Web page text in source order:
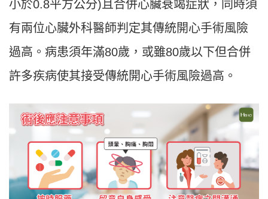
小於0.8平方公分)且合併心臟衰竭症狀，同時須
有兩位心臟外科醫師判定其傳統開心手術風險
過高。病患須年滿80歲，或雖80歲以下但合併
許多疾病使其接受傳統開心手術風險過高。